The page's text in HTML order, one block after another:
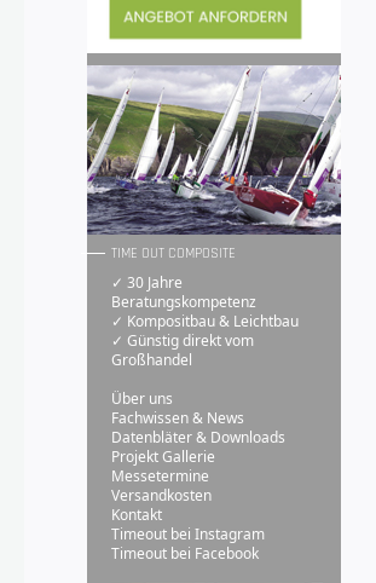
TIME OUT COMPOSITE
✓ 30 Jahre
Beratungskompetenz
✓ Kompositbau & Leichtbau
✓ Günstig direkt vom
Großhandel
Über uns
Fachwissen & News
Datenbläter & Downloads
Projekt Gallerie
Messetermine
Versandkosten
Kontakt
Timeout bei Instagram
Timeout bei Facebook